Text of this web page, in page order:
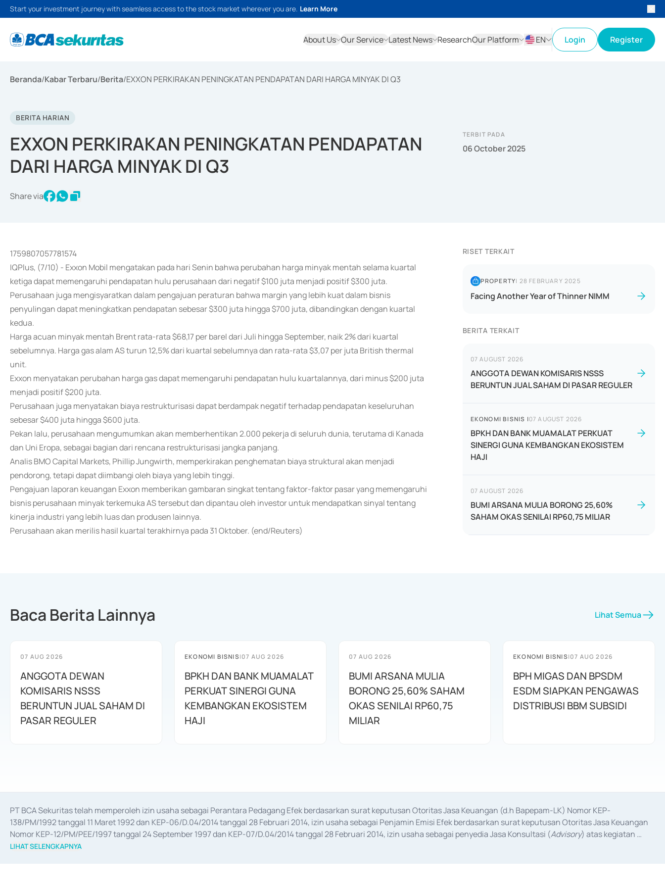
Start your investment journey with seamless access to the stock market wherever you are. Learn More
About Us Our Service Latest News ResearchOur Platform
EN
Login Register
Beranda/Kabar Terbaru/Berita/EXXON PERKIRAKAN PENINGKATAN PENDAPATAN DARI HARGA MINYAK DI Q3
BERITA HARIAN
EXXON PERKIRAKAN PENINGKATAN PENDAPATAN
DARI HARGA MINYAK DI Q3
Share via
TERBIT PADA
06 October 2025
1759807057781574
IQPlus, (7/10) - Exxon Mobil mengatakan pada hari Senin bahwa perubahan harga minyak mentah selama kuartal
ketiga dapat memengaruhi pendapatan hulu perusahaan dari negatif $100 juta menjadi positif $300 juta.
Perusahaan juga mengisyaratkan dalam pengajuan peraturan bahwa margin yang lebih kuat dalam bisnis
penyulingan dapat meningkatkan pendapatan sebesar $300 juta hingga $700 juta, dibandingkan dengan kuartal
kedua.
Harga acuan minyak mentah Brent rata-rata $68,17 per barel dari Juli hingga September, naik 2% dari kuartal
sebelumnya. Harga gas alam AS turun 12,5% dari kuartal sebelumnya dan rata-rata $3,07 per juta British thermal
unit.
Exxon menyatakan perubahan harga gas dapat memengaruhi pendapatan hulu kuartalannya, dari minus $200 juta
menjadi positif $200 juta.
Perusahaan juga menyatakan biaya restrukturisasi dapat berdampak negatif terhadap pendapatan keseluruhan
sebesar $400 juta hingga $600 juta.
Pekan lalu, perusahaan mengumumkan akan memberhentikan 2.000 pekerja di seluruh dunia, terutama di Kanada
dan Uni Eropa, sebagai bagian dari rencana restrukturisasi jangka panjang.
Analis BMO Capital Markets, Phillip Jungwirth, memperkirakan penghematan biaya struktural akan menjadi
pendorong, tetapi dapat diimbangi oleh biaya yang lebih tinggi.
Pengajuan laporan keuangan Exxon memberikan gambaran singkat tentang faktor-faktor pasar yang memengaruhi
bisnis perusahaan minyak terkemuka AS tersebut dan dipantau oleh investor untuk mendapatkan sinyal tentang
kinerja industri yang lebih luas dan produsen lainnya.
Perusahaan akan merilis hasil kuartal terakhirnya pada 31 Oktober. (end/Reuters)
RISET TERKAIT
PROPERTY| 28 FEBRUARY 2025
Facing Another Year of Thinner NIMM
BERITA TERKAIT
07 AUGUST 2026
ANGGOTA DEWAN KOMISARIS NSSS
BERUNTUN JUAL SAHAM DI PASAR REGULER
EKONOMI BISNIS |07 AUGUST 2026
BPKH DAN BANK MUAMALAT PERKUAT
SINERGI GUNA KEMBANGKAN EKOSISTEM
HAJI
07 AUGUST 2026
BUMI ARSANA MULIA BORONG 25,60%
SAHAM OKAS SENILAI RP60,75 MILIAR
Baca Berita Lainnya Lihat Semua
07 AUG 2026
ANGGOTA DEWAN
KOMISARIS NSSS
BERUNTUN JUAL SAHAM DI
PASAR REGULER
EKONOMI BISNIS|07 AUG 2026
BPKH DAN BANK MUAMALAT
PERKUAT SINERGI GUNA
KEMBANGKAN EKOSISTEM
HAJI
07 AUG 2026
BUMI ARSANA MULIA
BORONG 25,60% SAHAM
OKAS SENILAI RP60,75
MILIAR
EKONOMI BISNIS|07 AUG 2026
BPH MIGAS DAN BPSDM
ESDM SIAPKAN PENGAWAS
DISTRIBUSI BBM SUBSIDI
PT BCA Sekuritas telah memperoleh izin usaha sebagai Perantara Pedagang Efek berdasarkan surat keputusan Otoritas Jasa Keuangan (d.h Bapepam-LK) Nomor KEP-
138/PM/1992 tanggal 11 Maret 1992 dan KEP-06/D.04/2014 tanggal 28 Februari 2014, izin usaha sebagai Penjamin Emisi Efek berdasarkan surat keputusan Otoritas Jasa Keuangan
Nomor KEP-12/PM/PEE/1997 tanggal 24 September 1997 dan KEP-07/D.04/2014 tanggal 28 Februari 2014, izin usaha sebagai penyedia Jasa Konsultasi (Advisory) atas kegiatan
merger, akuisisi, divestasi, dan
LIHAT SELENGKAPNYA